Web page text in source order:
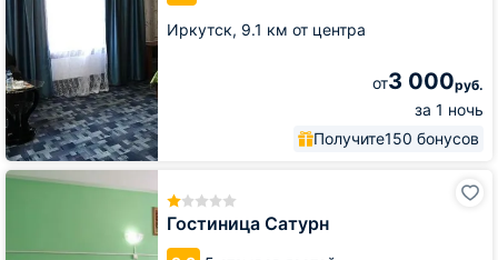
Иркутск, 9.1 км от центра
от3 000руб.
за 1 ночь
Получите150 бонусов
Гостиница Сатурн
Гостиница